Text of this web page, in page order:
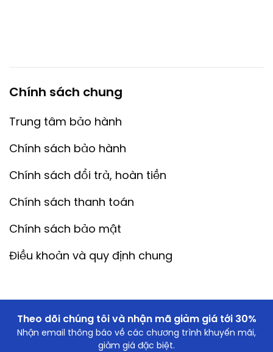
Chính sách chung
Trung tâm bảo hành
Chính sách bảo hành
Chính sách đổi trả, hoàn tiền
Chính sách thanh toán
Chính sách bảo mật
Điều khoản và quy định chung
Theo dõi chúng tôi và nhận mã giảm giá tới 30%
Nhận email thông báo về các chương trình khuyến mãi,
giảm giá đặc biệt.